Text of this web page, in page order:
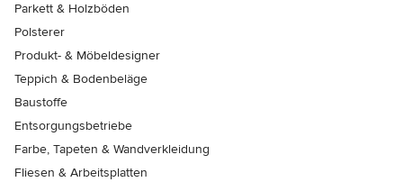
Parkett & Holzböden
Polsterer
Produkt- & Möbeldesigner
Teppich & Bodenbeläge
Baustoffe
Entsorgungsbetriebe
Farbe, Tapeten & Wandverkleidung
Fliesen & Arbeitsplatten